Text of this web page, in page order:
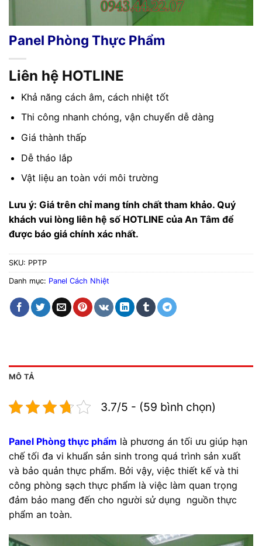
Panel Phòng Thực Phẩm
Liên hệ HOTLINE
Khả năng cách âm, cách nhiệt tốt
Thi công nhanh chóng, vận chuyển dễ dàng
Giá thành thấp
Dễ tháo lắp
Vật liệu an toàn với môi trường
Lưu ý: Giá trên chỉ mang tính chất tham khảo. Quý
khách vui lòng liên hệ số HOTLINE của An Tâm để
được báo giá chính xác nhất.
SKU: PPTP
Danh mục: Panel Cách Nhiệt
MÔ TẢ
3.7/5 - (59 bình chọn)
Panel Phòng thực phẩm là phương án tối ưu giúp hạn
chế tối đa vi khuẩn sản sinh trong quá trình sản xuất
và bảo quản thực phẩm. Bởi vậy, việc thiết kế và thi
công phòng sạch thực phẩm là việc làm quan trọng
đảm bảo mang đến cho người sử dụng nguồn thực
phẩm an toàn.